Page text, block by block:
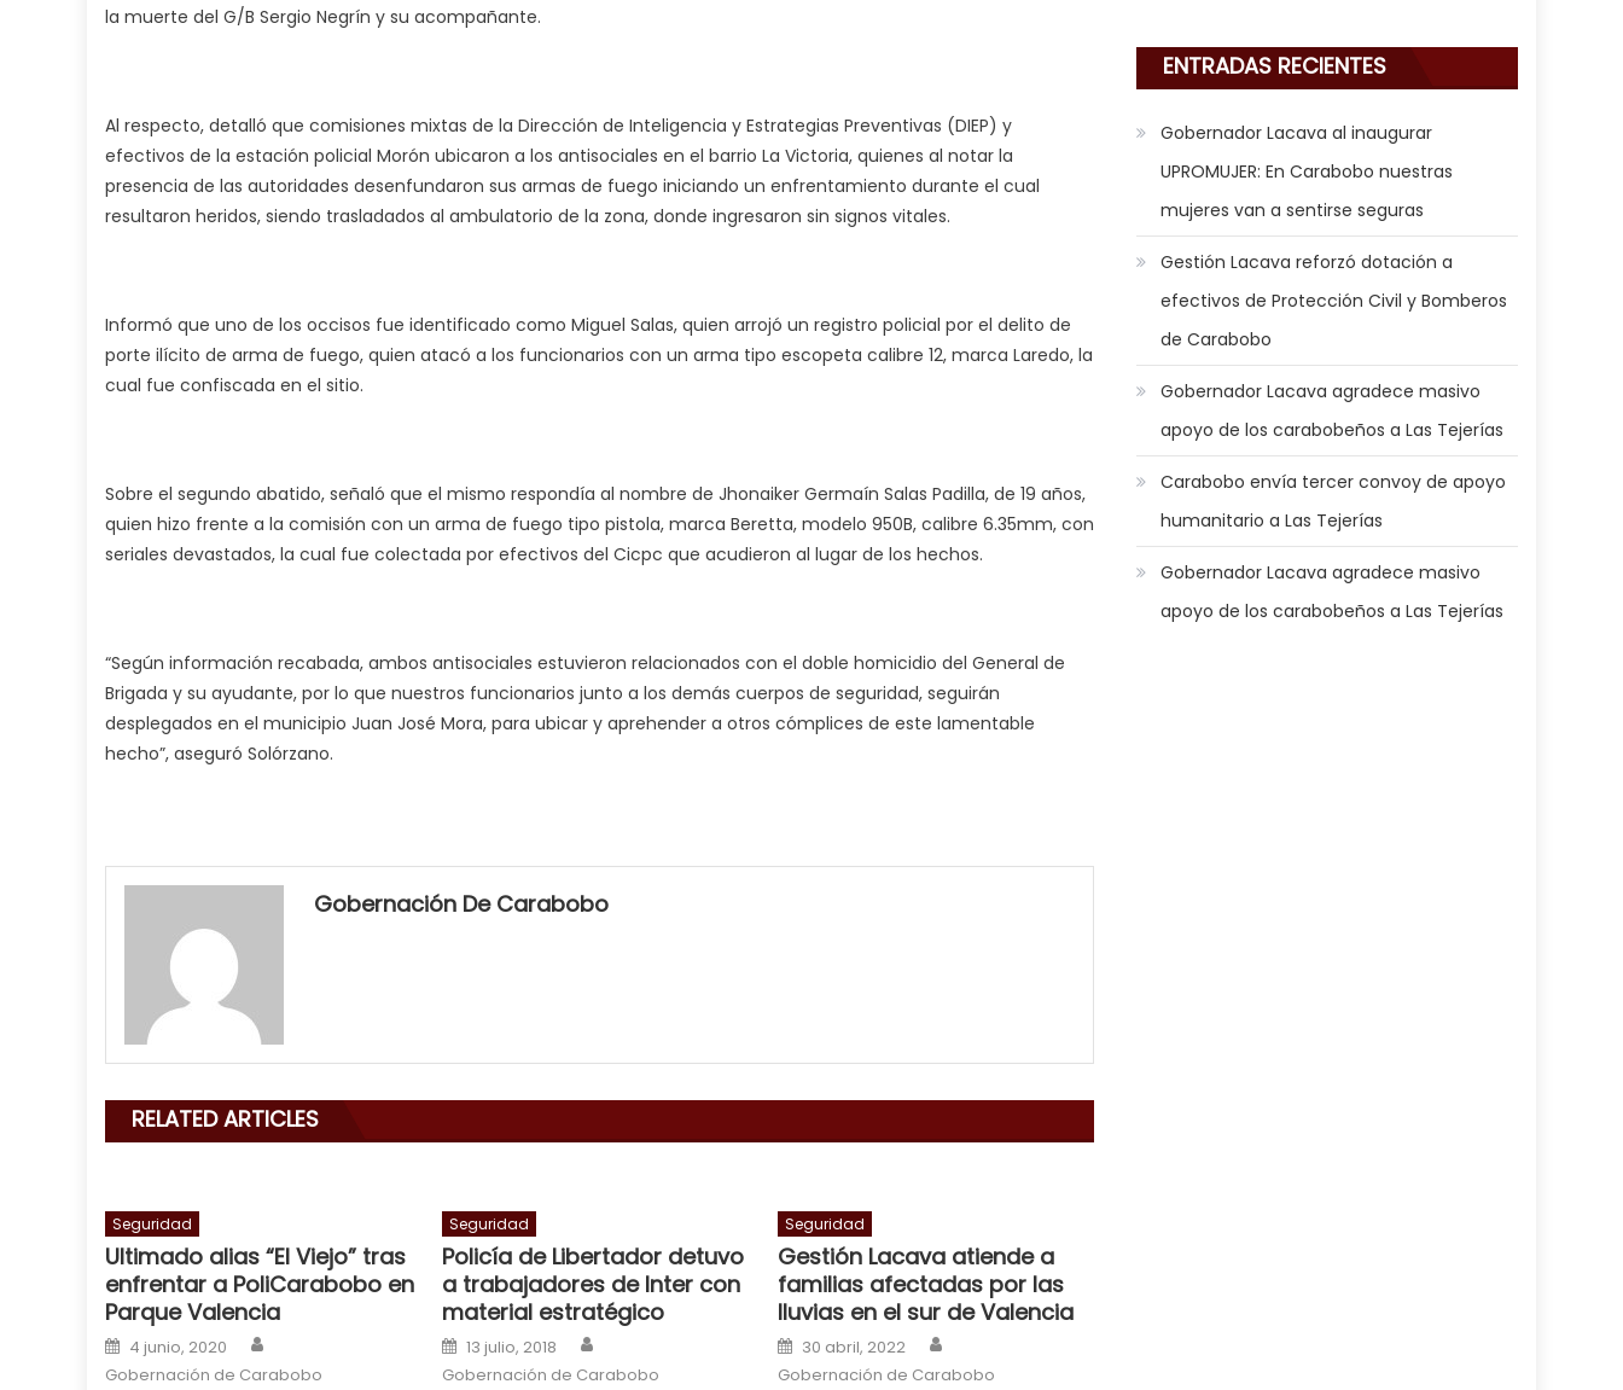
la muerte del G/B Sergio Negrín y su acompañante.
Al respecto, detalló que comisiones mixtas de la Dirección de Inteligencia y Estrategias Preventivas (DIEP) y
efectivos de la estación policial Morón ubicaron a los antisociales en el barrio La Victoria, quienes al notar la
presencia de las autoridades desenfundaron sus armas de fuego iniciando un enfrentamiento durante el cual
resultaron heridos, siendo trasladados al ambulatorio de la zona, donde ingresaron sin signos vitales.
Informó que uno de los occisos fue identificado como Miguel Salas, quien arrojó un registro policial por el delito de
porte ilícito de arma de fuego, quien atacó a los funcionarios con un arma tipo escopeta calibre 12, marca Laredo, la
cual fue confiscada en el sitio.
Sobre el segundo abatido, señaló que el mismo respondía al nombre de Jhonaiker Germaín Salas Padilla, de 19 años,
quien hizo frente a la comisión con un arma de fuego tipo pistola, marca Beretta, modelo 950B, calibre 6.35mm, con
seriales devastados, la cual fue colectada por efectivos del Cicpc que acudieron al lugar de los hechos.
“Según información recabada, ambos antisociales estuvieron relacionados con el doble homicidio del General de
Brigada y su ayudante, por lo que nuestros funcionarios junto a los demás cuerpos de seguridad, seguirán
desplegados en el municipio Juan José Mora, para ubicar y aprehender a otros cómplices de este lamentable
hecho”, aseguró Solórzano.
my
neighbor
his
cum,
a
cuckold,
nice
milf
in
squirting,
Gobernación De Carabobo
RELATED ARTICLES
Seguridad
Ultimado alias “El Viejo” tras
enfrentar a PoliCarabobo en
Parque Valencia
Posted on
4 junio, 2020
Gobernación de Carabobo
Seguridad
Policía de Libertador detuvo
a trabajadores de Inter con
material estratégico
Posted on
13 julio, 2018
Gobernación de Carabobo
Seguridad
Gestión Lacava atiende a
familias afectadas por las
lluvias en el sur de Valencia
Posted on
30 abril, 2022
Gobernación de Carabobo
ENTRADAS RECIENTES
Gobernador Lacava al inaugurar
UPROMUJER: En Carabobo nuestras
mujeres van a sentirse seguras
Gestión Lacava reforzó dotación a
efectivos de Protección Civil y Bomberos
de Carabobo
Gobernador Lacava agradece masivo
apoyo de los carabobeños a Las Tejerías
Carabobo envía tercer convoy de apoyo
humanitario a Las Tejerías
Gobernador Lacava agradece masivo
apoyo de los carabobeños a Las Tejerías